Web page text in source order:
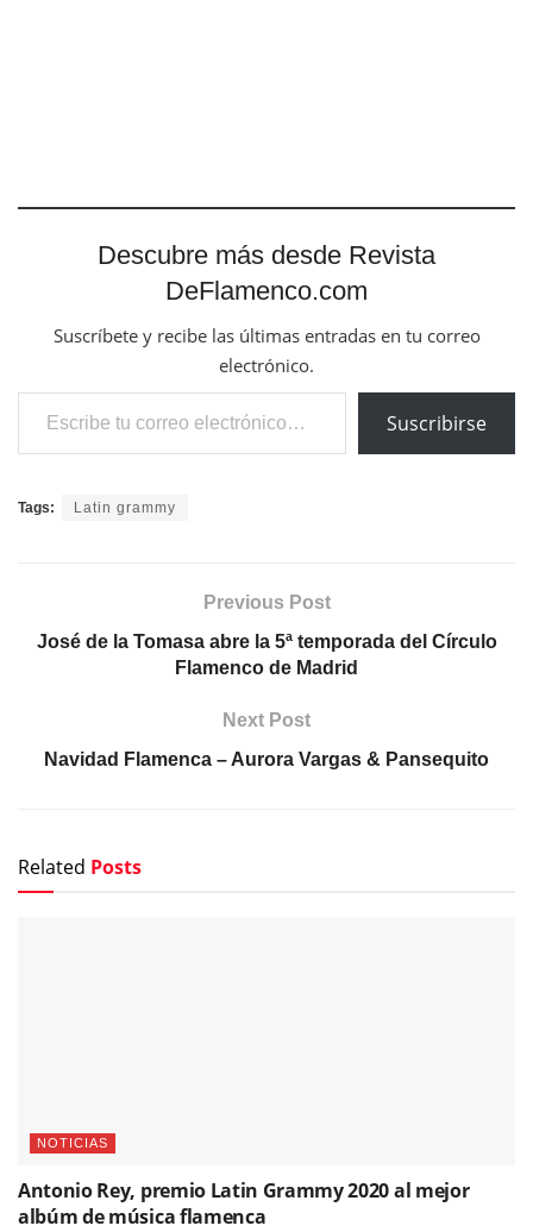
Descubre más desde Revista
DeFlamenco.com
Suscríbete y recibe las últimas entradas en tu correo
electrónico.
Escribe tu correo electrónico…
Suscribirse
Tags: Latin grammy
Previous Post
José de la Tomasa abre la 5ª temporada del Círculo
Flamenco de Madrid
Next Post
Navidad Flamenca – Aurora Vargas & Pansequito
Related Posts
NOTICIAS
Antonio Rey, premio Latin Grammy 2020 al mejor
albúm de música flamenca